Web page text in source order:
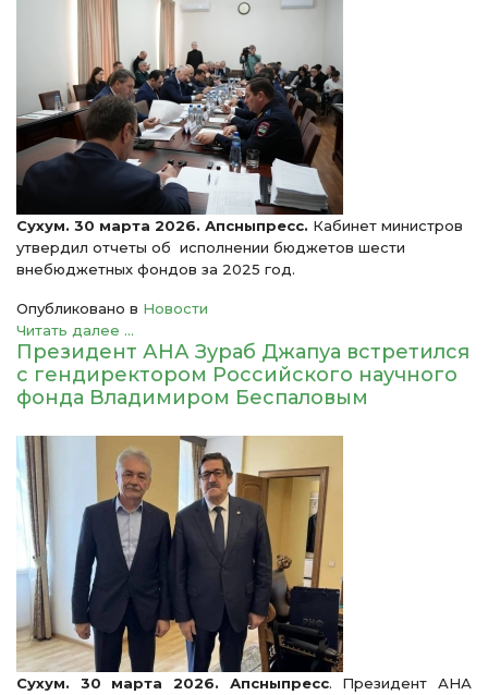
Сухум. 30 марта 2026. Апсныпресс. Кабинет министров
утвердил отчеты об исполнении бюджетов шести
внебюджетных фондов за 2025 год.
Опубликовано в Новости
Читать далее ...
Президент АНА Зураб Джапуа встретился
с гендиректором Российского научного
фонда Владимиром Беспаловым
Сухум. 30 марта 2026. Апсныпресс. Президент АНА